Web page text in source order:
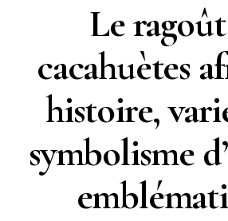
Le
cacahuètes
histoire,
symbolisme